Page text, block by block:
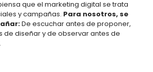
que el marketing digital se trata
y campañas. Para nosotros, se
De escuchar antes de proponer,
de diseñar y de observar antes de